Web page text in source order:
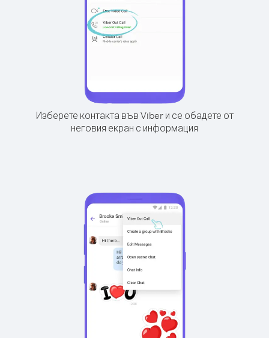
Изберете контакта във Viber и се обадете от
неговия екран с информация